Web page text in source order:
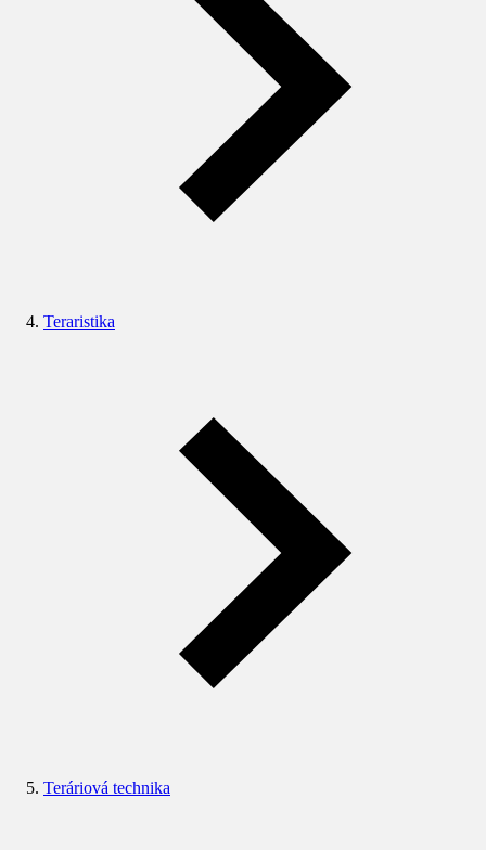
Teraristika
Teráriová technika